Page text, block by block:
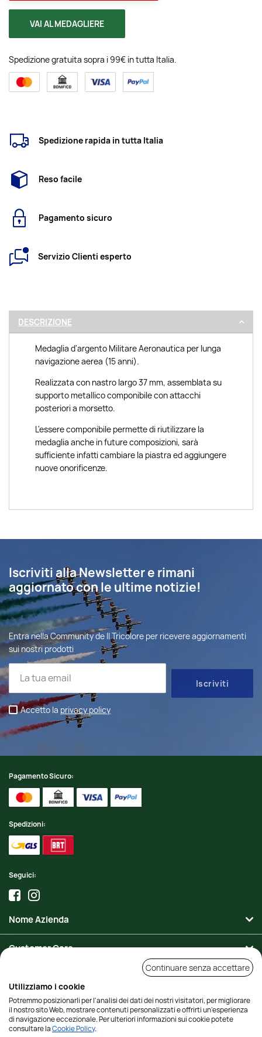
VAI AL MEDAGLIERE
Spedizione gratuita sopra i 99€ in tutta Italia.
Spedizione rapida in tutta Italia
Reso facile
Pagamento sicuro
Servizio Clienti esperto
DESCRIZIONE
Medaglia d'argento Militare Aeronautica per lunga
navigazione aerea (15 anni).
Realizzata con nastro largo 37 mm, assemblata su
supporto metallico componibile con attacchi
posteriori a morsetto.
L'essere componibile permette di riutilizzare la
medaglia anche in future composizioni, sarà
sufficiente infatti cambiare la piastra ed aggiungere
nuove onorificenze.
Iscriviti alla Newsletter e rimani
aggiornato con le ultime notizie!
Entra nella Community de Il Tricolore per ricevere aggiornamenti
sui nostri prodotti
Accetto la privacy policy
Pagamento Sicuro:
Spedizioni:
Seguici:
Nome Azienda
Customer Care
Contatti
Continuare senza accettare
Utilizziamo i cookie
Potremmo posizionarli per l'analisi dei dati dei nostri visitatori, per migliorare
il nostro sito Web, mostrare contenuti personalizzati e offrirti un'esperienza
di navigazione eccezionale. Per ulteriori informazioni sui cookie potete
consultare laCookie Policy.